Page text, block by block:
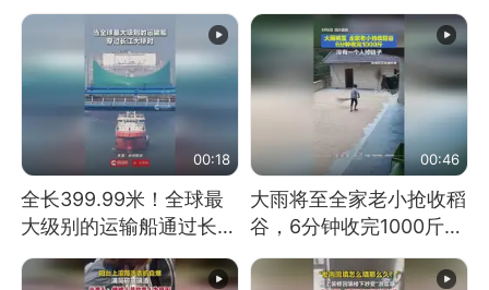
00:18
全长399.99米！全球最
大级别的运输船通过长江
大桥这一幕，太震撼了！
00:46
大雨将至全家老小抢收稻
谷，6分钟收完1000斤，
没有一个人掉链子